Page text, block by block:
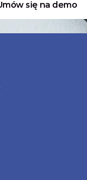
się na demo